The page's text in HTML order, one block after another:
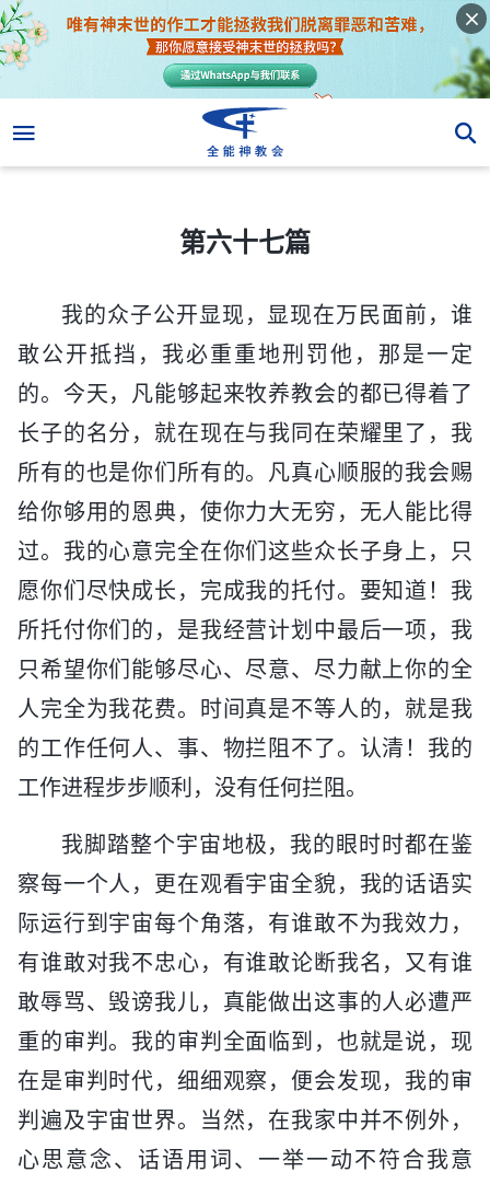
第六十七篇
我的众子公开显现，显现在万民面前，谁
敢公开抵挡，我必重重地刑罚他，那是一定
的。今天，凡能够起来牧养教会的都已得着了
长子的名分，就在现在与我同在荣耀里了，我
所有的也是你们所有的。凡真心顺服的我会赐
给你够用的恩典，使你力大无穷，无人能比得
过。我的心意完全在你们这些众长子身上，只
愿你们尽快成长，完成我的托付。要知道！我
所托付你们的，是我经营计划中最后一项，我
只希望你们能够尽心、尽意、尽力献上你的全
人完全为我花费。时间真是不等人的，就是我
的工作任何人、事、物拦阻不了。认清！我的
工作进程步步顺利，没有任何拦阻。
我脚踏整个宇宙地极，我的眼时时都在鉴
察每一个人，更在观看宇宙全貌，我的话语实
际运行到宇宙每个角落，有谁敢不为我效力，
有谁敢对我不忠心，有谁敢论断我名，又有谁
敢辱骂、毁谤我儿，真能做出这事的人必遭严
重的审判。我的审判全面临到，也就是说，现
在是审判时代，细细观察，便会发现，我的审
判遍及宇宙世界。当然，在我家中并不例外，
心思意念、话语用词、一举一动不符合我意